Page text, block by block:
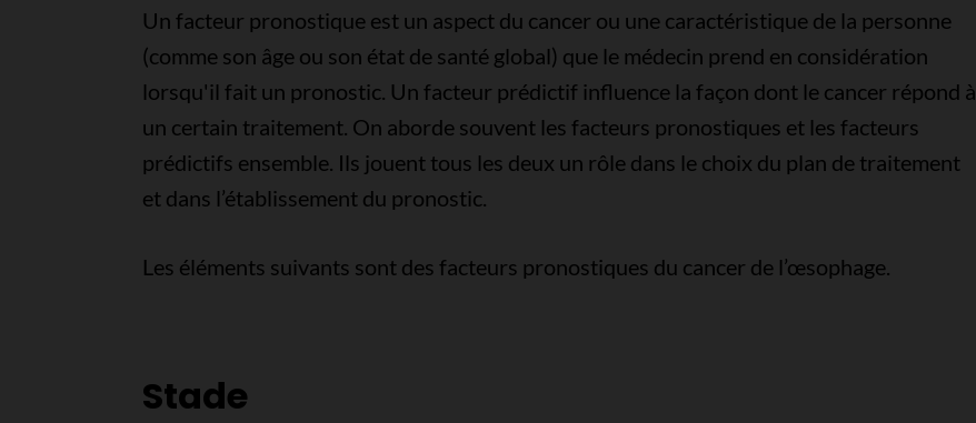
Un facteur pronostique est un aspect du cancer ou une caractéristique de la personne
(comme son âge ou son état de santé global) que le médecin prend en considération
lorsqu'il fait un pronostic. Un facteur prédictif influence la façon dont le cancer répond à
un certain traitement. On aborde souvent les facteurs pronostiques et les facteurs
prédictifs ensemble. Ils jouent tous les deux un rôle dans le choix du plan de traitement
et dans l’établissement du pronostic.
Les éléments suivants sont des facteurs pronostiques du cancer de l’œsophage.
Stade